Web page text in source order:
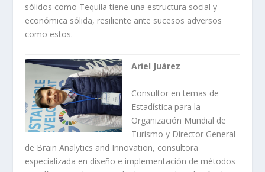
sólidos como Tequila tiene una estructura social y
económica sólida, resiliente ante sucesos adversos
como estos.
Ariel Juárez
Consultor en temas de
Estadística para la
Organización Mundial de
Turismo y Director General
de Brain Analytics and Innovation, consultora
especializada en diseño e implementación de métodos